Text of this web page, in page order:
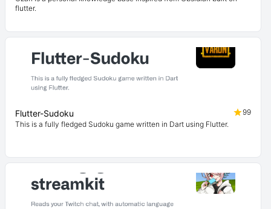
flutter.
Flutter-Sudoku
99
This is a fully fledged Sudoku game written in Dart using Flutter.